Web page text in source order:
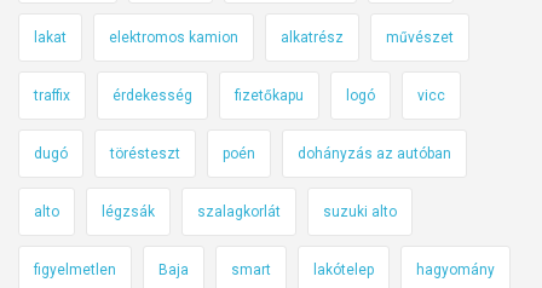
lakat elektromos kamion alkatrész művészet
traffix érdekesség fizetőkapu logó vicc
dugó törésteszt poén dohányzás az autóban
alto légzsák szalagkorlát suzuki alto
figyelmetlen Baja smart lakótelep hagyomány